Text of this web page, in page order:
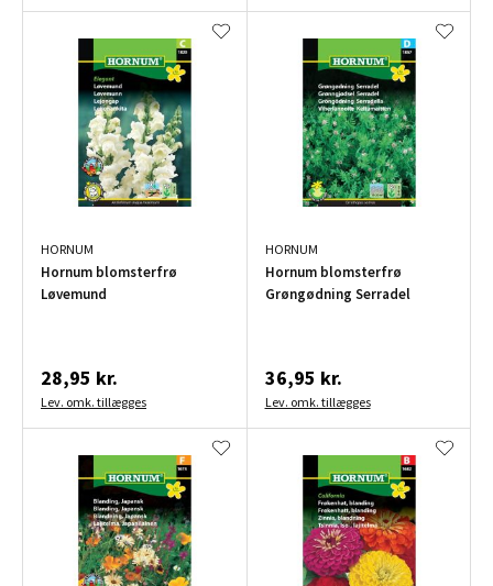
HORNUM
Hornum blomsterfrø
Løvemund
28,95 kr.
Lev. omk. tillægges
HORNUM
Hornum blomsterfrø
Grøngødning Serradel
36,95 kr.
Lev. omk. tillægges